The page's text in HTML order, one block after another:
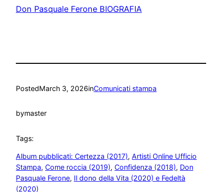
Don Pasquale Ferone BIOGRAFIA
PostedMarch 3, 2026inComunicati stampa
bymaster
Tags:
Album pubblicati: Certezza (2017), Artisti Online Ufficio
Stampa, Come roccia (2019), Confidenza (2018), Don
Pasquale Ferone, Il dono della Vita (2020) e Fedeltà
(2020)